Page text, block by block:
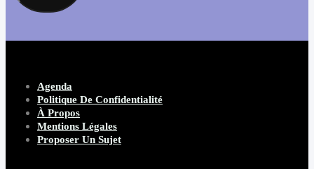
Agenda
Politique De Confidentialité
À Propos
Mentions Légales
Proposer Un Sujet